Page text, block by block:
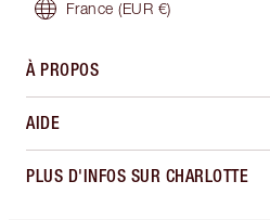
France (EUR €)
À PROPOS
AIDE
PLUS D'INFOS SUR CHARLOTTE